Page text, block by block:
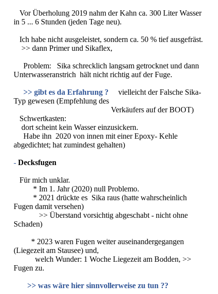
Vor Überholung 2019 nahm der Kahn ca. 300 Liter Wasser
in 5 ... 6 Stunden (jeden Tage neu).
Ich habe nicht ausgeleistet, sondern ca. 50 % tief ausgefräst.
>> dann Primer und Sikaflex,
Problem: Sika schrecklich langsam getrocknet und dann
Unterwasseranstrich hält nicht richtig auf der Fuge.
>> gibt es da Erfahrung ?
vielleicht der Falsche Sika-
Typ gewesen (Empfehlung des
Verkäufers auf der BOOT)
Schwertkasten:
dort scheint kein Wasser einzusickern.
Habe ihn 2020 von innen mit einer Epoxy- Kehle
abgedichtet; hat zumindest gehalten)
- Decksfugen
Für mich unklar.
* Im 1. Jahr (2020) null Problemo.
* 2021 drückte es Sika raus (hatte wahrscheinlich
Fugen damit versehen)
>> Überstand vorsichtig abgeschabt - nicht ohne
Schaden)
* 2023 waren Fugen weiter auseinandergegangen
(Liegezeit am Stausee) und,
welch Wunder: 1 Woche Liegezeit am Bodden, >>
Fugen zu.
>> was wäre hier sinnvollerweise zu tun ??